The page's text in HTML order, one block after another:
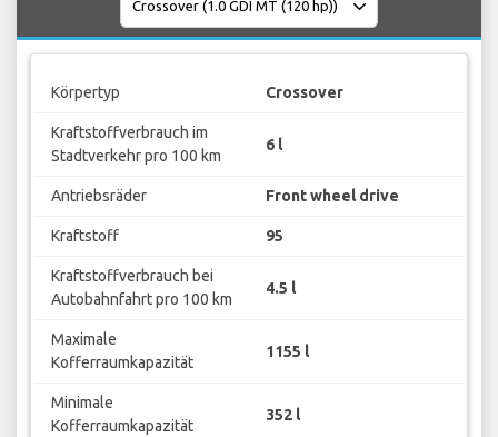
Körpertyp Crossover
Kraftstoffverbrauch im
Stadtverkehr pro 100 km
6 l
Antriebsräder Front wheel drive
Kraftstoff 95
Kraftstoffverbrauch bei
Autobahnfahrt pro 100 km
4.5 l
Maximale
Kofferraumkapazität
1155 l
Minimale
Kofferraumkapazität
352 l